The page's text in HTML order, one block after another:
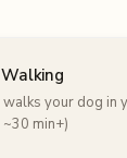
walks your dog in
min+)